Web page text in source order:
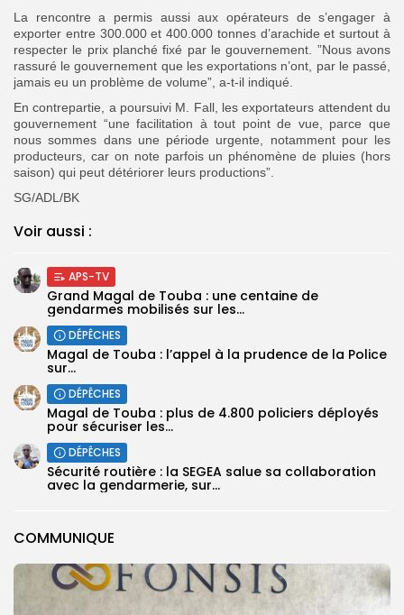
COMMUNIQUE
La rencontre a permis aussi aux opérateurs de s’engager à
exporter entre 300.000 et 400.000 tonnes d’arachide et surtout à
respecter le prix planché fixé par le gouvernement. ”Nous avons
rassuré le gouvernement que les exportations n’ont, par le passé,
jamais eu un problème de volume”, a-t-il indiqué.
En contrepartie, a poursuivi M. Fall, les exportateurs attendent du
gouvernement “une facilitation à tout point de vue, parce que
nous sommes dans une période urgente, notamment pour les
producteurs, car on note parfois un phénomène de pluies (hors
saison) qui peut détériorer leurs productions”.
SG/ADL/BK
Voir aussi :
APS-TV
Grand Magal de Touba : une centaine de
gendarmes mobilisés sur les...
DÉPÊCHES
Magal de Touba : l’appel à la prudence de la Police
sur...
DÉPÊCHES
Magal de Touba : plus de 4.800 policiers déployés
pour sécuriser les...
DÉPÊCHES
Sécurité routière : la SEGEA salue sa collaboration
avec la gendarmerie, sur...